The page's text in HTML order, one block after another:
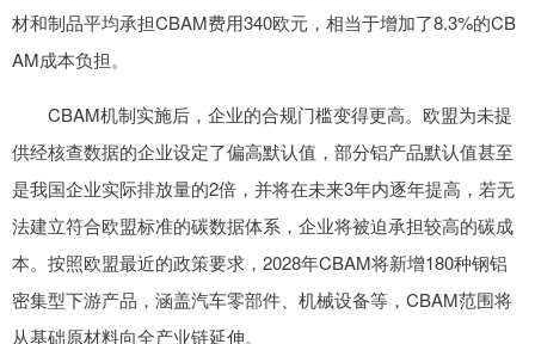
材和制品平均承担CBAM费用340欧元，相当于增加了8.3%的CB
AM成本负担。
CBAM机制实施后，企业的合规门槛变得更高。欧盟为未提
供经核查数据的企业设定了偏高默认值，部分铝产品默认值甚至
是我国企业实际排放量的2倍，并将在未来3年内逐年提高，若无
法建立符合欧盟标准的碳数据体系，企业将被迫承担较高的碳成
本。按照欧盟最近的政策要求，2028年CBAM将新增180种钢铝
密集型下游产品，涵盖汽车零部件、机械设备等，CBAM范围将
从基础原材料向全产业链延伸。